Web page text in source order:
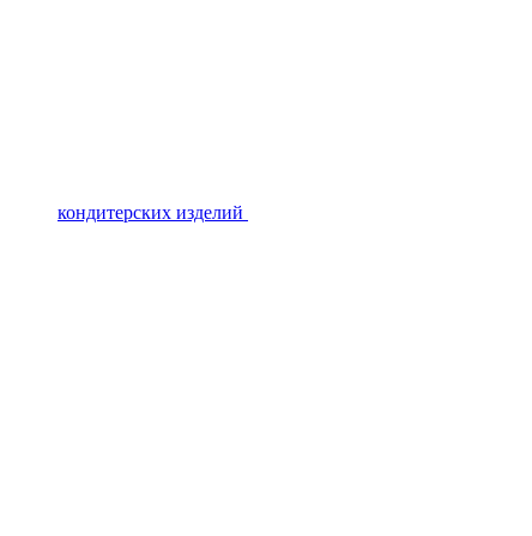
кондитерских изделий